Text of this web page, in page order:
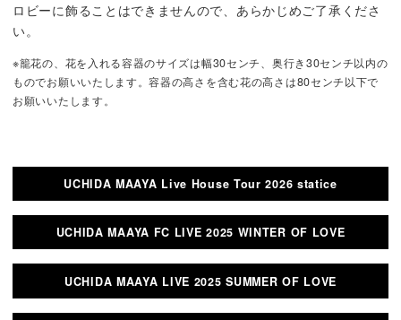
ロビーに飾ることはできませんので、あらかじめご了承くださ
い。
※籠花の、花を入れる容器のサイズは幅30センチ、奥行き30センチ以内の
ものでお願いいたします。容器の高さを含む花の高さは80センチ以下で
お願いいたします。
UCHIDA MAAYA Live House Tour 2026 statice
UCHIDA MAAYA FC LIVE 2025 WINTER OF LOVE
UCHIDA MAAYA LIVE 2025 SUMMER OF LOVE